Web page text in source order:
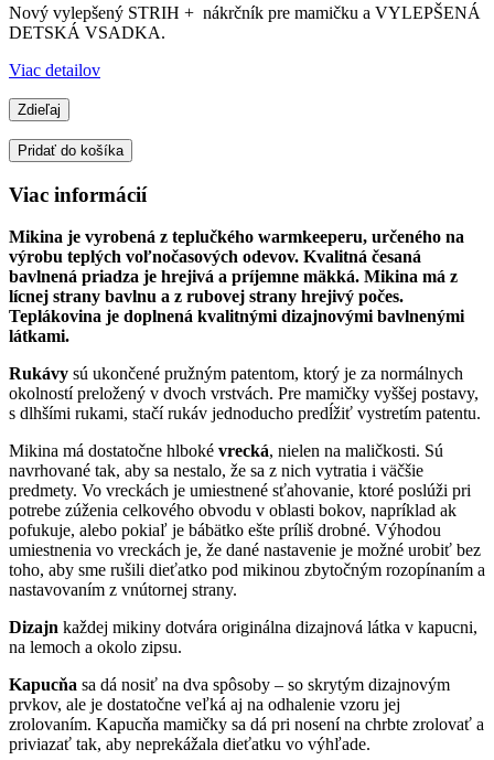
Nový vylepšený STRIH + nákrčník pre mamičku a VYLEPŠENÁ
DETSKÁ VSADKA.
Viac detailov
Zdieľaj
Pridať do košíka
Viac informácií
Mikina je vyrobená z teplučkého warmkeeperu, určeného na
výrobu teplých voľnočasových odevov. Kvalitná česaná
bavlnená priadza je hrejivá a príjemne mäkká. Mikina má z
lícnej strany bavlnu a z rubovej strany hrejivý počes.
Teplákovina je doplnená kvalitnými dizajnovými bavlnenými
látkami.
Rukávy sú ukončené pružným patentom, ktorý je za normálnych
okolností preložený v dvoch vrstvách. Pre mamičky vyššej postavy,
s dlhšími rukami, stačí rukáv jednoducho predĺžiť vystretím patentu.
Mikina má dostatočne hlboké vrecká, nielen na maličkosti. Sú
navrhované tak, aby sa nestalo, že sa z nich vytratia i väčšie
predmety. Vo vreckách je umiestnené sťahovanie, ktoré poslúži pri
potrebe zúženia celkového obvodu v oblasti bokov, napríklad ak
pofukuje, alebo pokiaľ je bábätko ešte príliš drobné. Výhodou
umiestnenia vo vreckách je, že dané nastavenie je možné urobiť bez
toho, aby sme rušili dieťatko pod mikinou zbytočným rozopínaním a
nastavovaním z vnútornej strany.
Dizajn každej mikiny dotvára originálna dizajnová látka v kapucni,
na lemoch a okolo zipsu.
Kapucňa sa dá nosiť na dva spôsoby – so skrytým dizajnovým
prvkov, ale je dostatočne veľká aj na odhalenie vzoru jej
zrolovaním. Kapucňa mamičky sa dá pri nosení na chrbte zrolovať a
priviazať tak, aby neprekážala dieťatku vo výhľade.